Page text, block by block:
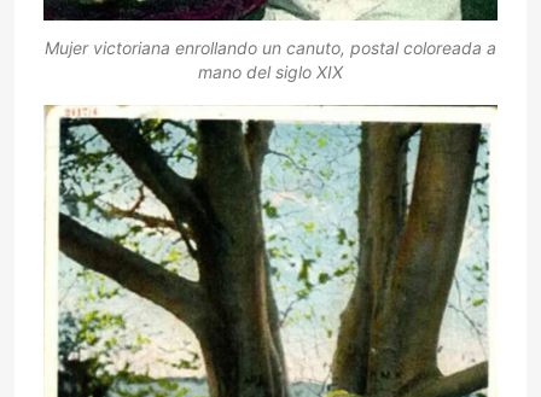
Mujer victoriana enrollando un canuto, postal coloreada a
mano del siglo XIX